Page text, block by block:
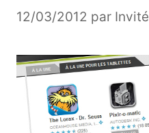
12/03/2012 par Invité